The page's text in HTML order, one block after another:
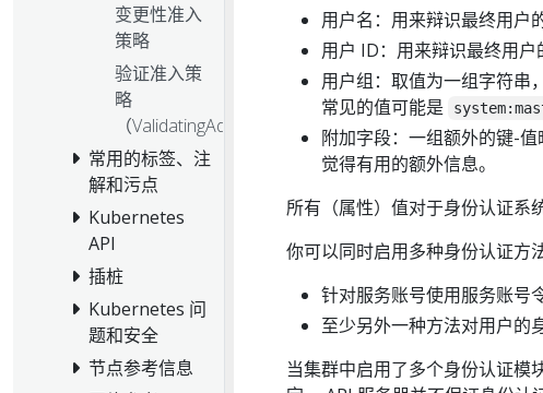
变更性准入
策略
验证准入策
略
（ValidatingAdmissionPolicy）
常用的标签、注
解和污点
Kubernetes
API
插桩
Kubernetes 问
题和安全
节点参考信息
用户名：用来辩识最终用户
用户 ID：用来辩识最终用户
用户组：取值为一组字符串
常见的值可能是
附加字段：一组额外的键-
觉得有用的额外信息。
所有（属性）值对于身份认证系
你可以同时启用多种身份认证方
针对服务账号使用服务账号
至少另外一种方法对用户的
当集群中启用了多个身份认证模